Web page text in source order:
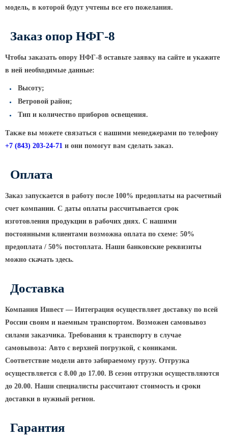
Опоры граненые силовые
Дорожные металлические рамы
Высокомачтовые опоры
ВМОН Высокомачтовые опоры со
стационарной короной
ВМО Высокомачтовые опоры с
Мачты связи
связи
назначения
КРОНШТЕЙНЫ ДЛЯ УЛИЧНОГО
ОСВЕЩЕНИЯ
светильников
Кронштейны для подвесных
светильников
Кронштейны для торшерных
светильников
Кронштейны для опор однорожковые
модель, в которой будут учтены все его пожелания.
Заказ опор НФГ-8
Чтобы заказать опору НФГ-8 оставьте заявку на сайте и укажите
в ней необходимые данные:
Высоту;
Ветровой район;
Тип и количество приборов освещения.
Также вы можете связаться с нашими менеджерами по телефону
+7 (843) 203-24-71 и они помогут вам сделать заказ.
Оплата
Заказ запускается в работу после 100% предоплаты на расчетный
счет компании. С даты оплаты рассчитывается срок
изготовления продукции в рабочих днях. С нашими
постоянными клиентами возможна оплата по схеме: 50%
предоплата / 50% постоплата. Наши банковские реквизиты
можно скачать здесь.
Доставка
Компания Инвест — Интеграция осуществляет доставку по всей
России своим и наемным транспортом. Возможен самовывоз
силами заказчика. Требования к транспорту в случае
самовывоза: Авто с верхней погрузкой, с кониками.
Соответствие модели авто забираемому грузу. Отгрузка
осуществляется с 8.00 до 17.00. В сезон отгрузки осуществляются
до 20.00. Наши специалисты рассчитают стоимость и сроки
доставки в нужный регион.
Гарантия